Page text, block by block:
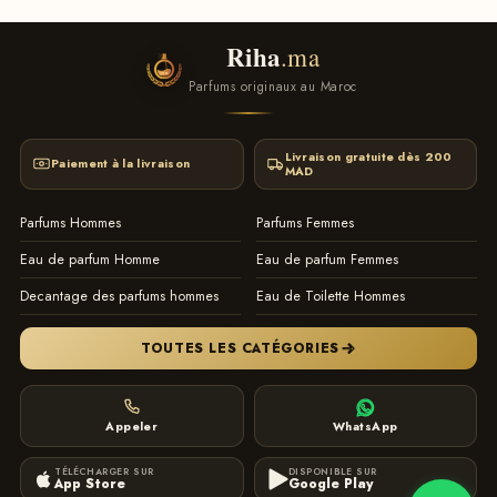
collectionTesteur
logiciel de gestion de stock Maroc by ITTONE.MARiha.ma
Parfums originaux au Maroc
Paiement à la livraison
Livraison gratuite dès 200
MAD
Parfums Hommes
Parfums Femmes
Eau de parfum Homme
Eau de parfum Femmes
Decantage des parfums hommes
Eau de Toilette Hommes
TOUTES LES CATÉGORIES
Appeler WhatsApp
TÉLÉCHARGER SUR
App Store
DISPONIBLE SUR
Google Play